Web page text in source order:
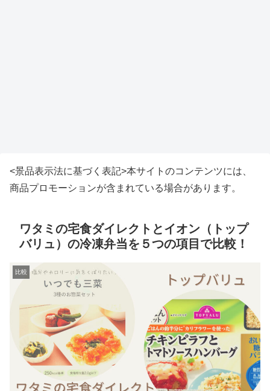
<景品表示法に基づく表記>本サイトのコンテンツには、
商品プロモーションが含まれている場合があります。
ワタミの宅食ダイレクトとイオン（トップ
バリュ）の冷凍弁当を５つの項目で比較！
比較